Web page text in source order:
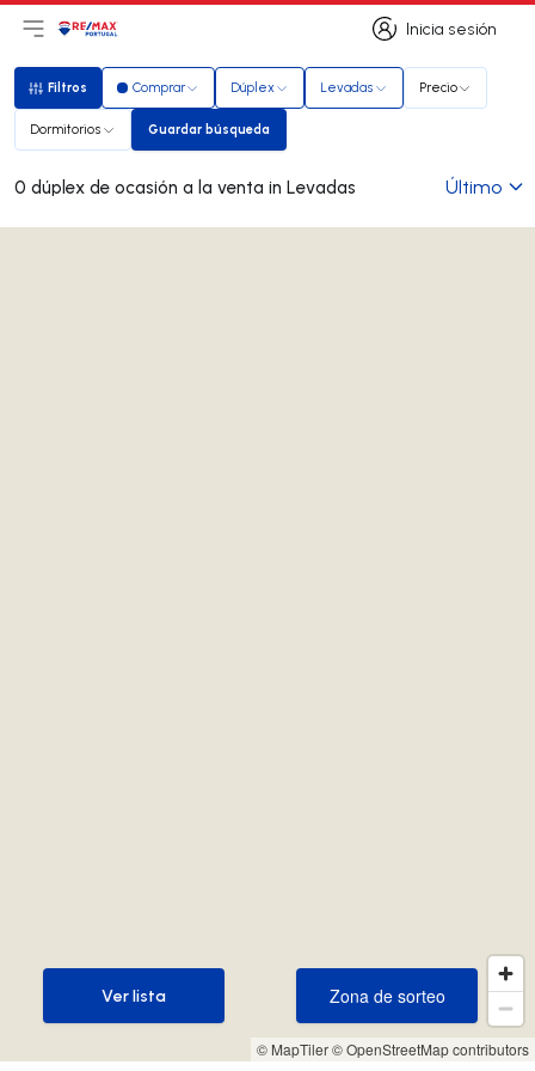
Inicia sesión
Inicia sesión
Abrir el menú principal
Logotipo
Filtros
Filtros Comprar Dúplex Levadas Precio
Dormitorios Guardar búsqueda
Guardar búsqueda
0 dúplex de ocasión a la venta in Levadas Último
© MapTiler© OpenStreetMap contributors
Zona de sorteo
Zona de sorteo
Ver lista
Ver lista